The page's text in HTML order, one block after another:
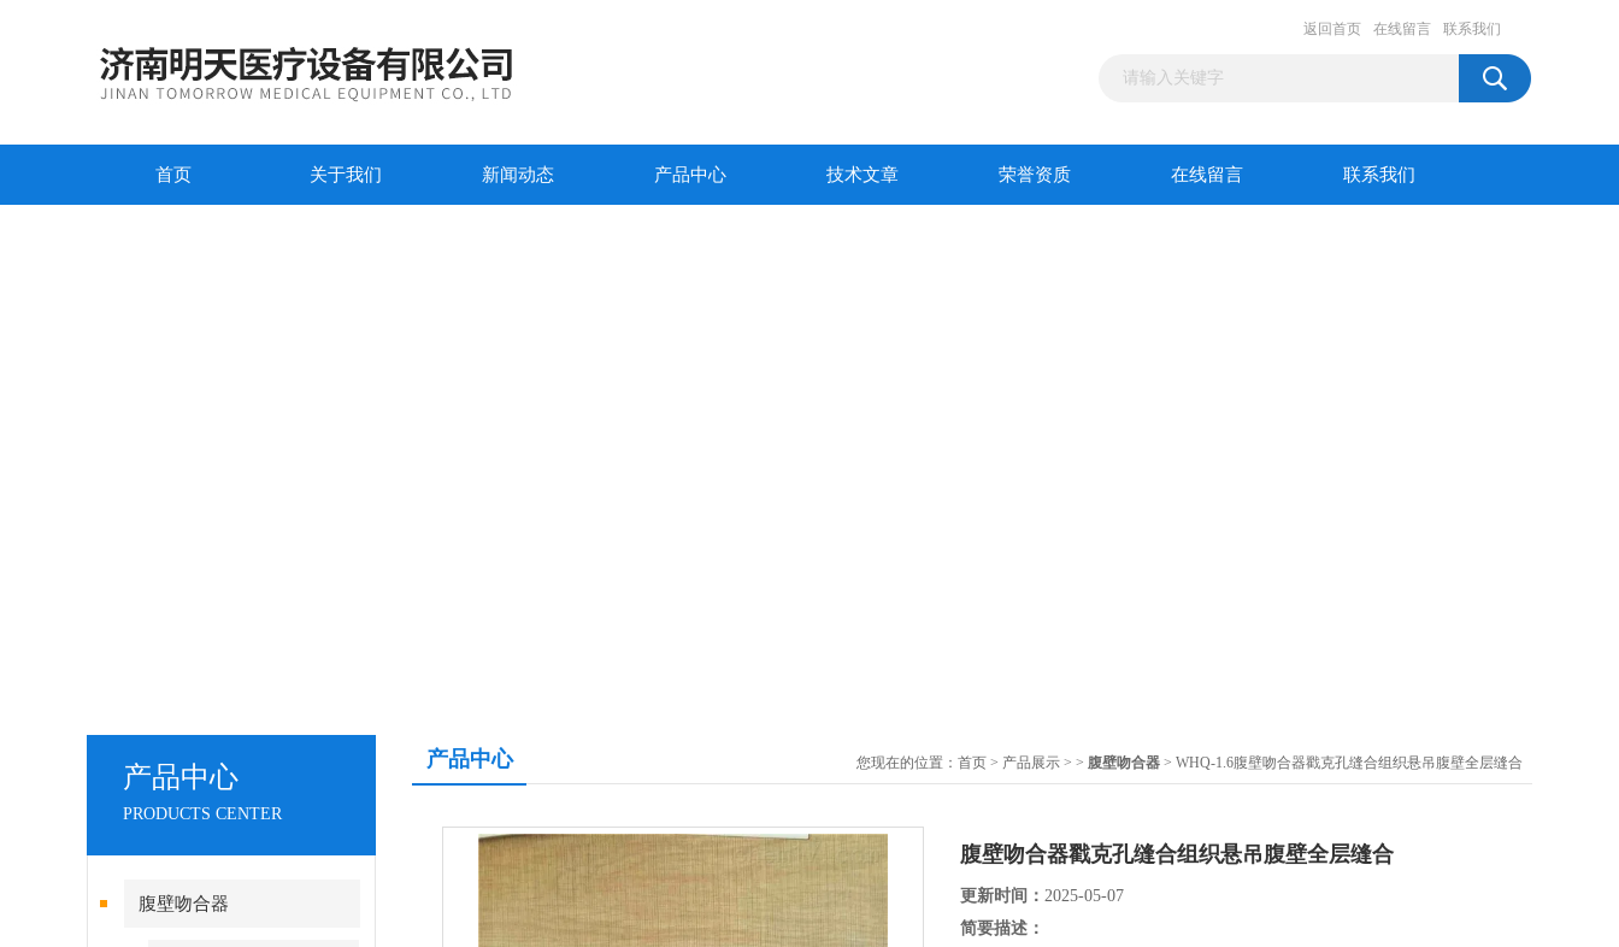
返回首页 在线留言 联系我们
首页 关于我们 新闻动态 产品中心 技术文章 荣誉资质 在线留言 联系我们
产品中心
PRODUCTS CENTER
腹壁吻合器
产品中心 您现在的位置： 首页 > 产品展示 > > 腹壁吻合器 > WHQ-1.6腹壁吻合器戳克孔缝合组织悬吊腹壁全层缝合
腹壁吻合器戳克孔缝合组织悬吊腹壁全层缝合
更新时间： 2025-05-07
简要描述：